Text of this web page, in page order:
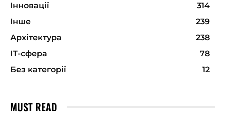
Інновації
314
Інше
239
Архітектура
238
ІТ-сфера
78
Без категорії
12
MUST READ